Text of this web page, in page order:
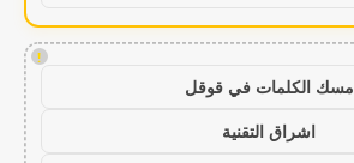
!
مسك الكلمات في قوقل
اشراق التقنية